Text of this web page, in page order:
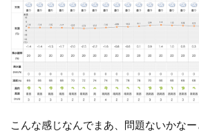
こんな感じなんでまあ、問題ないかなー